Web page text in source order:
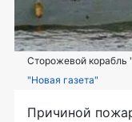
Сторожевой корабль
"Новая газета"
Причиной